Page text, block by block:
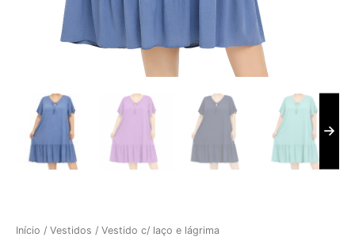
Início / Vestidos / Vestido c/ laço e lágrima